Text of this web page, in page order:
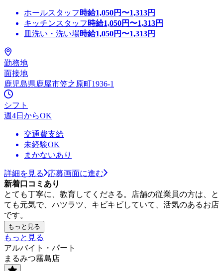
ホールスタッフ 時給1,050円〜1,313円
キッチンスタッフ 時給1,050円〜1,313円
皿洗い・洗い場時給1,050円〜1,313円
勤務地
面接地
鹿児島県鹿屋市笠之原町1936-1
シフト
週4日からOK
交通費支給
未経験OK
まかないあり
詳細を見る
応募画面に進む
新着口コミあり
とても丁寧に、教育してくださる。店舗の従業員の方は、と
ても元気で、ハツラツ、キビキビしていて、活気のあるお店
です。
もっと見る
もっと見る
アルバイト・パート
まるみつ霧島店